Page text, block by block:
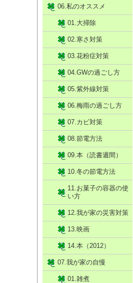
06.私のオススメ
01.大掃除
02.寒さ対策
03.花粉症対策
04.GWの過ごし方
05.紫外線対策
06.梅雨の過ごし方
07.カビ対策
08.節電方法
09.本（読書週間）
10.冬の節電方法
11.お菓子の容器の使
い方
12.我が家の災害対策
13.映画
14.本（2012）
07.我が家の自慢
01.雑煮